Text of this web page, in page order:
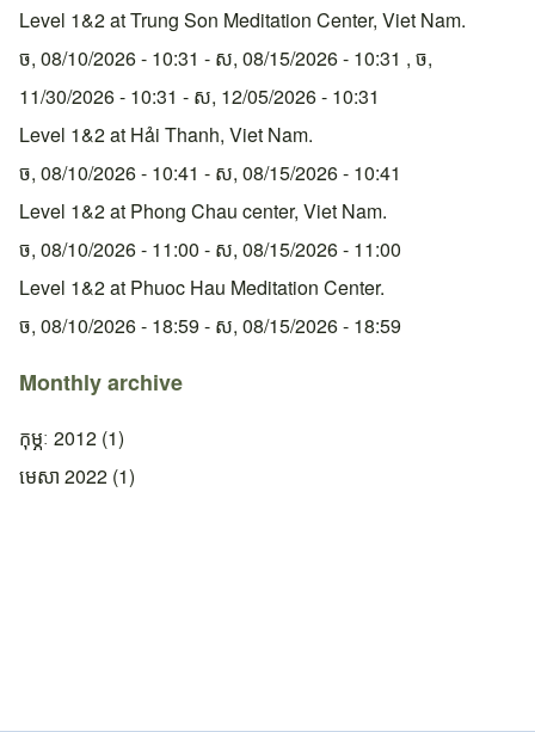
Level 1&2 at Trung Son Meditation Center, Viet Nam.
ច, 08/10/2026 - 10:31 - ស, 08/15/2026 - 10:31 , ច,
11/30/2026 - 10:31 - ស, 12/05/2026 - 10:31
Level 1&2 at Hải Thanh, Viet Nam.
ច, 08/10/2026 - 10:41 - ស, 08/15/2026 - 10:41
Level 1&2 at Phong Chau center, Viet Nam.
ច, 08/10/2026 - 11:00 - ស, 08/15/2026 - 11:00
Level 1&2 at Phuoc Hau Meditation Center.
ច, 08/10/2026 - 18:59 - ស, 08/15/2026 - 18:59
Monthly archive
កុម្ភៈ 2012 (1)
មេសា 2022 (1)